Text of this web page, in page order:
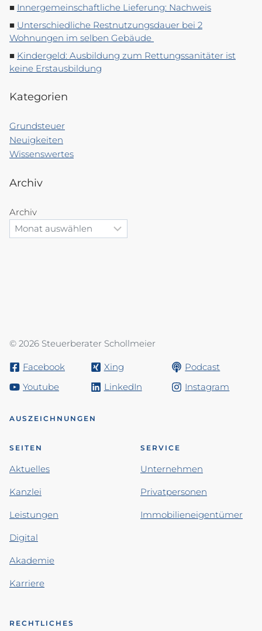
Innergemeinschaftliche Lieferung: Nachweis
Unterschiedliche Restnutzungsdauer bei 2
Wohnungen im selben Gebäude
Kindergeld: Ausbildung zum Rettungssanitäter ist
keine Erstausbildung
Kategorien
Grundsteuer
Neuigkeiten
Wissenswertes
Archiv
Archiv
© 2026 Steuerberater Schollmeier
Facebook Xing
Podcast
Youtube
LinkedIn Instagram
AUSZEICHNUNGEN
SEITEN
Aktuelles
Kanzlei
Leistungen
Digital
Akademie
Karriere
SERVICE
Unternehmen
Privatpersonen
Immobilieneigentümer
RECHTLICHES